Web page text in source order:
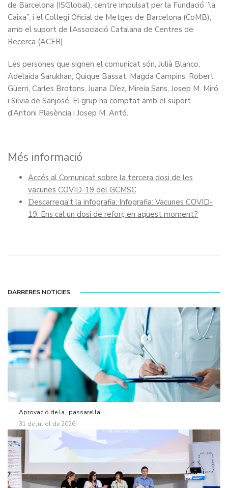
de Barcelona (ISGlobal), centre impulsat per la Fundació ”la
Caixa”, i el Col·legi Oficial de Metges de Barcelona (CoMB),
amb el suport de l’Associació Catalana de Centres de
Recerca (ACER).
Les persones que signen el comunicat són, Julià Blanco,
Adelaida Sarukhan, Quique Bassat, Magda Campins, Robert
Güerri, Carles Brotons, Juana Díez, Mireia Sans, Josep M. Miró
i Silvia de Sanjosé. El grup ha comptat amb el suport
d’Antoni Plasència i Josep M. Antó.
Més informació
Accés al Comunicat sobre la tercera dosi de les
vacunes COVID-19 del GCMSC
Descarrega't la infografia: Infografia: Vacunes COVID-
19: Ens cal un dosi de reforç en aquest moment?
DARRERES NOTICIES
Aprovació de la “passarel·la”...
31 de juliol de 2026